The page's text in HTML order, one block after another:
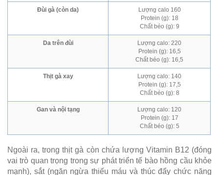
Đùi gà (còn da)
Lượng calo 160
Protein (g): 18
Chất béo (g): 9
Da trên đùi
Lượng calo: 220
Protein (g): 16,5
Chất béo (g): 16,5
Thịt gà xay
Lượng calo: 140
Protein (g): 17,5
Chất béo (g): 8
Gan và nội tạng
Lượng calo: 120
Protein (g): 17
Chất béo (g): 5
Ngoài ra, trong thịt gà còn chứa lượng Vitamin B12 (đóng
vai trò quan trọng trong sự phát triển tế bào hồng cầu khỏe
mạnh), sắt (ngăn ngừa thiếu máu và thúc đẩy chức năng